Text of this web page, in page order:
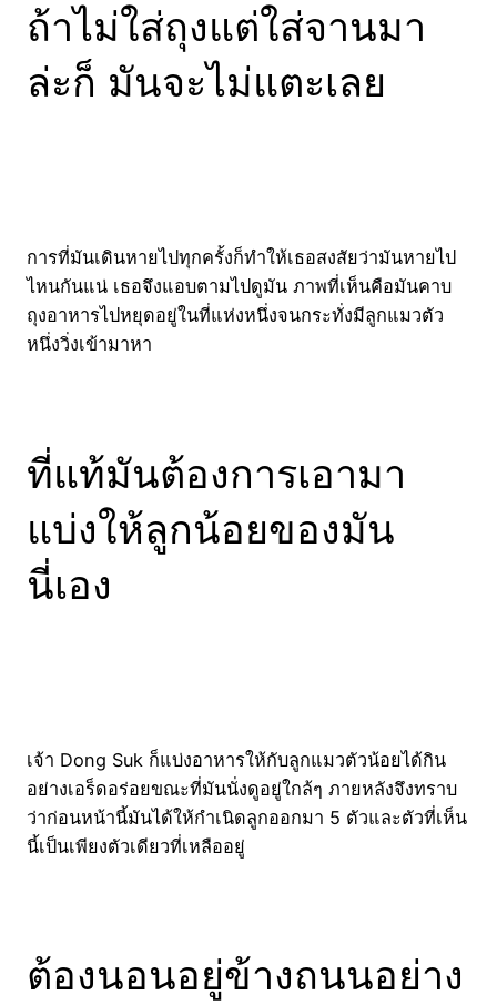
ถ้าไม่ใส่ถุงแต่ใส่จานมา
ล่ะก็ มันจะไม่แตะเลย
การที่มันเดินหายไปทุกครั้งก็ทำให้เธอสงสัยว่ามันหายไป
ไหนกันแน่ เธอจึงแอบตามไปดูมัน ภาพที่เห็นคือมันคาบ
ถุงอาหารไปหยุดอยู่ในที่แห่งหนึ่งจนกระทั่งมีลูกแมวตัว
หนึ่งวิ่งเข้ามาหา
ที่แท้มันต้องการเอามา
แบ่งให้ลูกน้อยของมัน
นี่เอง
เจ้า Dong Suk ก็แบ่งอาหารให้กับลูกแมวตัวน้อยได้กิน
อย่างเอร็ดอร่อยขณะที่มันนั่งดูอยู่ใกล้ๆ ภายหลังจึงทราบ
ว่าก่อนหน้านี้มันได้ให้กำเนิดลูกออกมา 5 ตัวและตัวที่เห็น
นี้เป็นเพียงตัวเดียวที่เหลืออยู่
ต้องนอนอยู่ข้างถนนอย่าง